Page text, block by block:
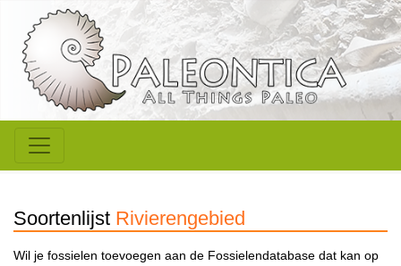
Soortenlijst Rivierengebied
Wil je fossielen toevoegen aan de Fossielendatabase dat kan op